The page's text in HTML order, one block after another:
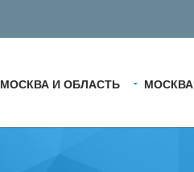
МОСКВА И ОБЛАСТЬ МОСКВА